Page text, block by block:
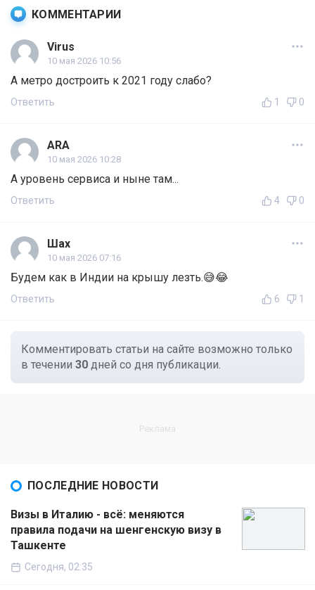
КОММЕНТАРИИ
Virus
10 мая 2026 10:56
А метро достроить к 2021 году слабо?
Ответить 1 0
ARA
10 мая 2026 10:28
А уровень сервиса и ныне там...
Ответить 4 0
Шах
10 мая 2026 07:16
Будем как в Индии на крышу лезть.😅😂
Ответить 6 1
Комментировать статьи на сайте возможно только
в течении 30 дней со дня публикации.
ПОСЛЕДНИЕ НОВОСТИ
Визы в Италию - всё: меняются
правила подачи на шенгенскую визу в
Ташкенте
Сегодня, 02:35